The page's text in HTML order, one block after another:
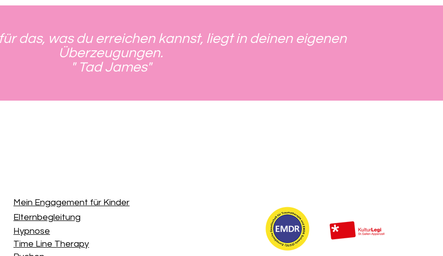
das, was du erreichen kannst, liegt in deinen eigenen
Überzeugungen.
" Tad James"
Mein Engagement für Kinder
Elternbegleitung
Hypnose
Time Line Therapy